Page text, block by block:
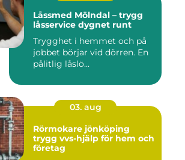
Låssmed Mölndal – trygg
låsservice dygnet runt
Trygghet i hemmet och på
jobbet börjar vid dörren. En
pålitlig låslö...
03. aug
Rörmokare jönköping
trygg vvs-hjälp för hem och
företag